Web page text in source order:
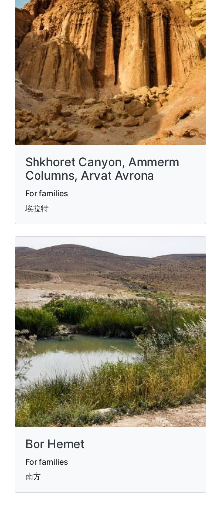
Shkhoret Canyon, Ammerm
Columns, Arvat Avrona
For families
埃拉特
Bor Hemet
For families
南方